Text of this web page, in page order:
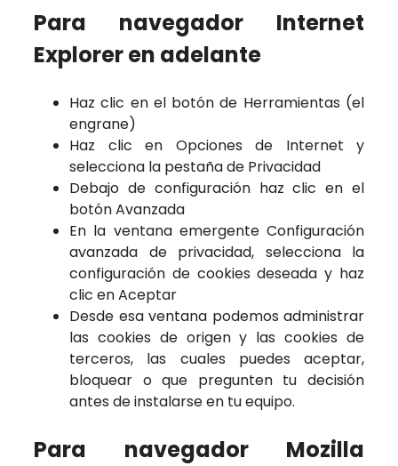
Para navegador Internet
Explorer en adelante
Haz clic en el botón de Herramientas (el
engrane)
Haz clic en Opciones de Internet y
selecciona la pestaña de Privacidad
Debajo de configuración haz clic en el
botón Avanzada
En la ventana emergente Configuración
avanzada de privacidad, selecciona la
configuración de cookies deseada y haz
clic en Aceptar
Desde esa ventana podemos administrar
las cookies de origen y las cookies de
terceros, las cuales puedes aceptar,
bloquear o que pregunten tu decisión
antes de instalarse en tu equipo.
Para navegador Mozilla